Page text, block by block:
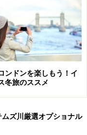
、1人でも時間をつ
のメンバーと別れて
で集合」というポイ
示室が配置されてお
から見て左手）に
るロゼッタストーン
どの彫刻ギャラリ
ンドンを楽しもう！イ
冬旅のススメ
ズ川厳選オプショナル